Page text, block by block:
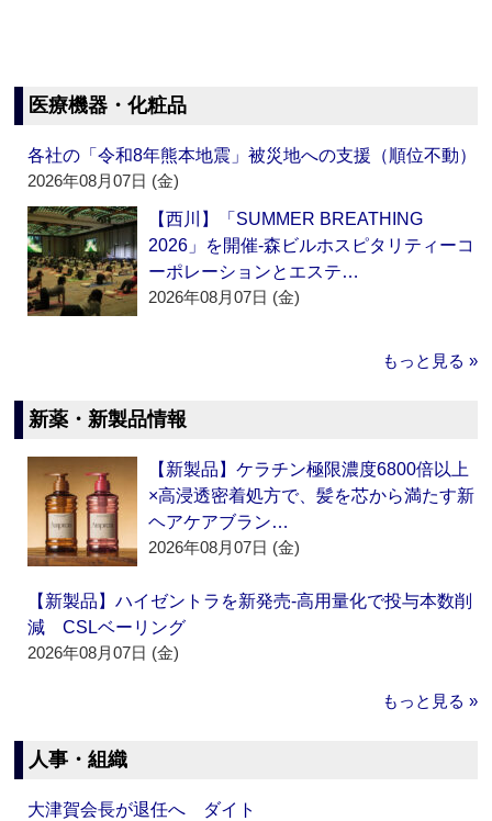
医療機器・化粧品
各社の「令和8年熊本地震」被災地への支援（順位不動）
2026年08月07日 (金)
【西川】「SUMMER BREATHING
2026」を開催‐森ビルホスピタリティーコ
ーポレーションとエステ…
2026年08月07日 (金)
もっと見る »
新薬・新製品情報
【新製品】ケラチン極限濃度6800倍以上
×高浸透密着処方で、髪を芯から満たす新
ヘアケアブラン…
2026年08月07日 (金)
【新製品】ハイゼントラを新発売‐高用量化で投与本数削
減 CSLベーリング
2026年08月07日 (金)
もっと見る »
人事・組織
大津賀会長が退任へ ダイト